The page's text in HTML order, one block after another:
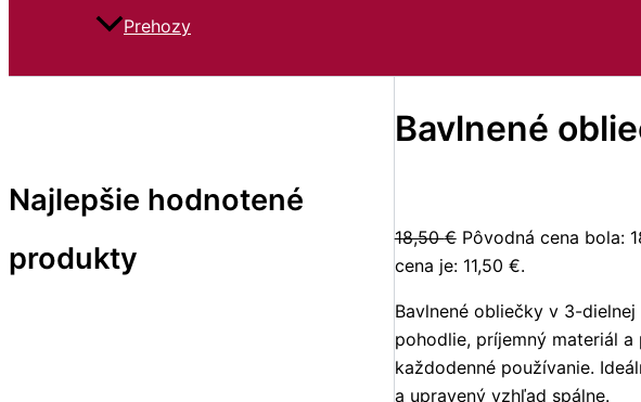
Prehozy
Najlepšie hodnotené
produkty
Bavlnené
18,50€ Pôvodná cena bola:
cena je: 11,50 €.
Bavlnené obliečky v 3-dielnej
pohodlie, príjemný materiál
každodenné používanie.
a upravený vzhľad spálne.